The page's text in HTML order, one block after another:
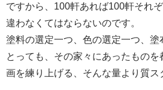
ですから、100軒あれば100軒それ
違わなくてはならないのです。
塗料の選定一つ、色の選定一つ、塗
とっても、その家々にあったもの
画を練り上げる、そんな量より質ス